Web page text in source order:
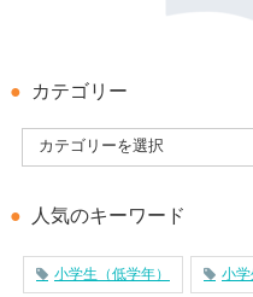
カテゴリー
人気のキーワード
小学生（低学年） 小学